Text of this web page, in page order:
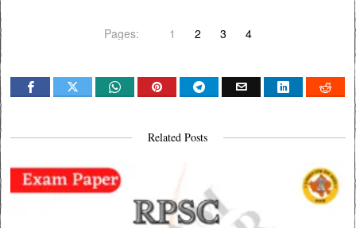
Pages: 1 2 3 4
Related Posts